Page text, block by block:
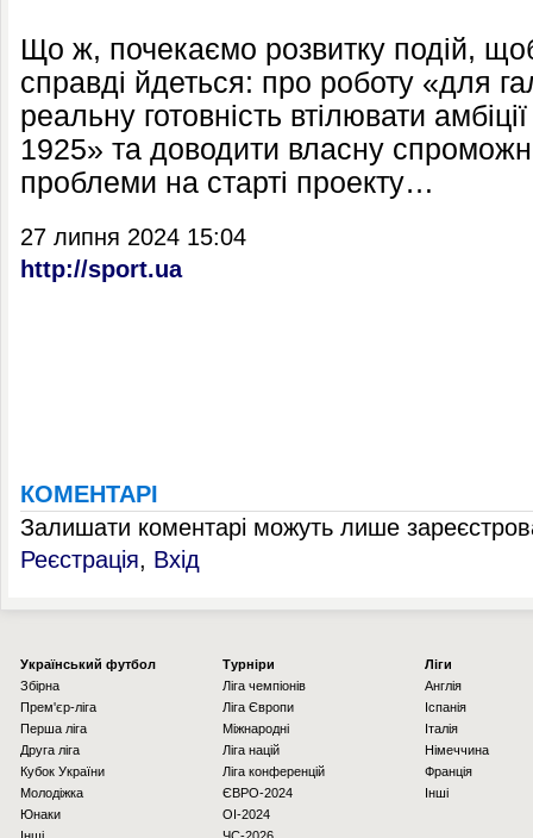
Що ж, почекаємо розвитку подій,
справді йдеться: про роботу «для
реальну готовність втілювати
1925» та доводити власну
проблеми на старті проекту…
27 липня 2024 15:04
http://sport.ua
КОМЕНТАРІ
Залишати коментарі можуть лише
Реєстрація, Вхід
Українcький футбол
Збірна
Прем'єр-ліга
Перша ліга
Друга ліга
Кубок України
Молодіжка
Юнаки
Турніри
Ліга чемпіонів
Ліга Європи
Міжнародні
Ліга націй
Ліга конференцій
ЄВРО-2024
OI-2024
Ліги
Англія
Іспанія
Італія
Німеччина
Франція
Інші